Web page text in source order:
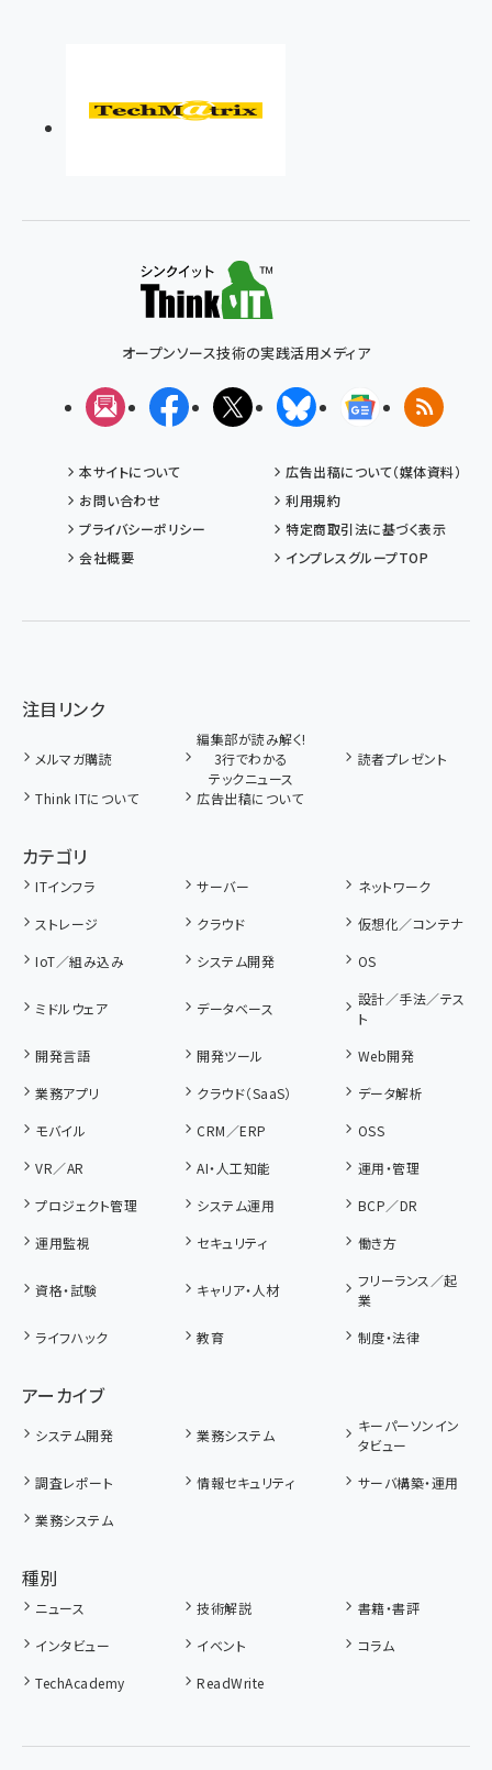
オープンソース技術の実践活用メディア
メルマガFacebookX(エックス)BlueskyGoogleニュ
RSS
本サイトについて
広告出稿について（媒体資料）
お問い合わせ
利用規約
プライバシーポリシー
特定商取引法に基づく表示
会社概要
インプレスグループTOP
注目リンク
メルマガ購読
編集部が読み解く!
3行でわかる
テックニュース
読者プレゼント
Think ITについて 広告出稿について
カテゴリ
ITインフラ サーバー
ネットワーク
ストレージ
クラウド
仮想化／コンテナ
IoT／組み込み
システム開発 OS
ミドルウェア データベース
設計／手法／テス
ト
開発言語
開発ツール
Web開発
業務アプリ
クラウド（SaaS）
データ解析
モバイル
CRM／ERP
OSS
VR／AR
AI・人工知能
運用・管理
プロジェクト管理
システム運用
BCP／DR
運用監視
セキュリティ 働き方
資格・試験 キャリア・人材
フリーランス／起
業
ライフハック
教育 制度・法律
アーカイブ
システム開発 業務システム
キーパーソンイン
タビュー
調査レポート
情報セキュリティ
サーバ構築・運用
業務システム
種別
ニュース 技術解説
書籍・書評
インタビュー
イベント
コラム
TechAcademy
ReadWrite